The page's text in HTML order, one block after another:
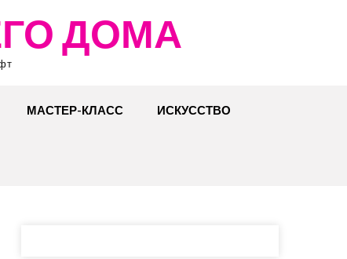
ДОМА
МАСТЕР-КЛАСС ИСКУССТВО